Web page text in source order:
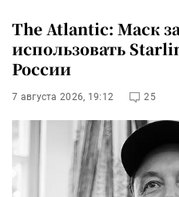
The Atlantic: Маск
использовать
России
7 августа 2026, 19:12 25